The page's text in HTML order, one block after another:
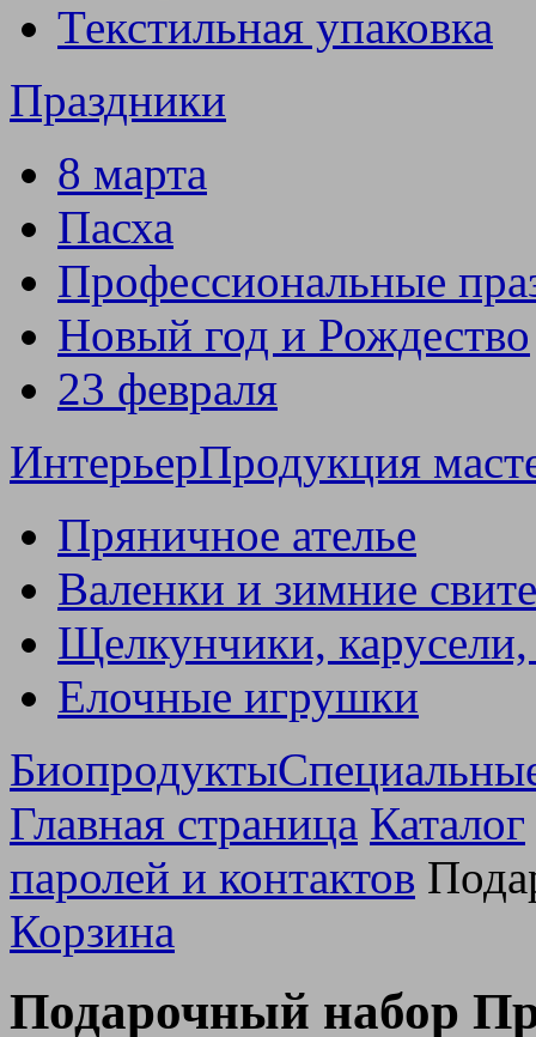
Текстильная упаковка
Праздники
8 марта
Пасха
Профессиональные
Новый год и Рождество
23 февраля
ИнтерьерПродукция
Пряничное ателье
Валенки и зимние
Щелкунчики, карусели,
Елочные игрушки
Биопродукты
Главная страница Каталог
паролей и контактов
Корзина
Подарочный набор